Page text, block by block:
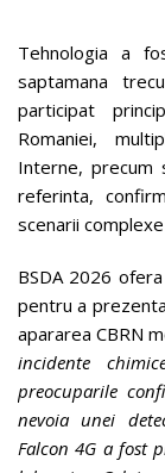
Tehnologia a
saptamana
participat
Romaniei,
Interne,
referinta,
scenarii
BSDA 2026
pentru a
apararea CBRN
incidente
preocuparile
nevoia unei
Falcon 4G a fost